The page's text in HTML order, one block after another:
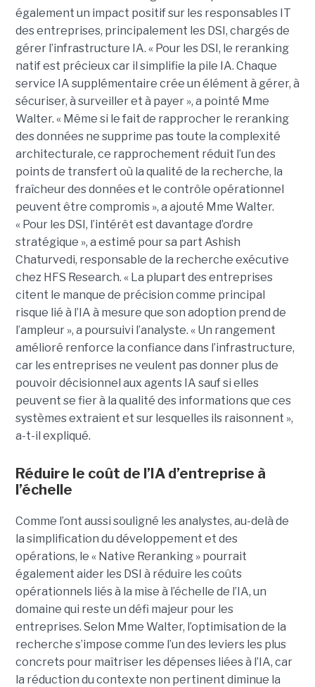
également un impact positif sur les responsables IT
des entreprises, principalement les DSI, chargés de
gérer l’infrastructure IA. « Pour les DSI, le reranking
natif est précieux car il simplifie la pile IA. Chaque
service IA supplémentaire crée un élément à gérer, à
sécuriser, à surveiller et à payer », a pointé Mme
Walter. « Même si le fait de rapprocher le reranking
des données ne supprime pas toute la complexité
architecturale, ce rapprochement réduit l’un des
points de transfert où la qualité de la recherche, la
fraîcheur des données et le contrôle opérationnel
peuvent être compromis », a ajouté Mme Walter.
« Pour les DSI, l’intérêt est davantage d’ordre
stratégique », a estimé pour sa part Ashish
Chaturvedi, responsable de la recherche exécutive
chez HFS Research. « La plupart des entreprises
citent le manque de précision comme principal
risque lié à l’IA à mesure que son adoption prend de
l’ampleur », a poursuivi l’analyste. « Un rangement
amélioré renforce la confiance dans l’infrastructure,
car les entreprises ne veulent pas donner plus de
pouvoir décisionnel aux agents IA sauf si elles
peuvent se fier à la qualité des informations que ces
systèmes extraient et sur lesquelles ils raisonnent »,
a-t-il expliqué.
Réduire le coût de l’IA d’entreprise à
l’échelle
Comme l’ont aussi souligné les analystes, au-delà de
la simplification du développement et des
opérations, le « Native Reranking » pourrait
également aider les DSI à réduire les coûts
opérationnels liés à la mise à l’échelle de l’IA, un
domaine qui reste un défi majeur pour les
entreprises. Selon Mme Walter, l’optimisation de la
recherche s’impose comme l’un des leviers les plus
concrets pour maîtriser les dépenses liées à l’IA, car
la réduction du contexte non pertinent diminue la